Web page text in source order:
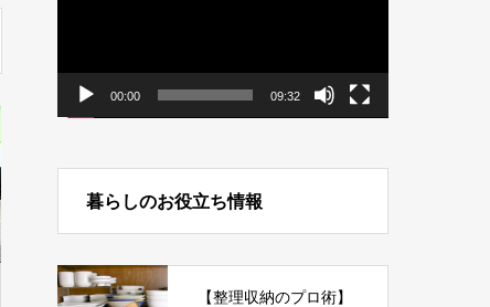
00:00 09:32
暮らしのお役立ち情報
【整理収納のプロ術】